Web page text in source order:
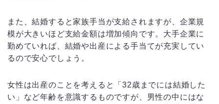
また、結婚すると家族手当が支給されますが、企業規
模が大きいほど支給金額は増加傾向です。大手企業に
勤めていれば、結婚や出産による手当てが充実してい
るので安心でしょう。
女性は出産のことを考えると「32歳までには結婚した
い」など年齢を意識するものですが、男性の中にはな